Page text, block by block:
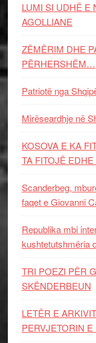
LUMI SI UDHË E
AGOLLIANE
ZËMËRIM DHE
PËRHERSHËM…
Patriotë nga
Mirëseardhje në
KOSOVA E KA
TA FITOJË
Scanderbeg,
faqet e Giovanni
Republika mbi
kushtetutshmëria
TRI POEZI PËR
SKËNDERBEUN
LETËR E
PERVJETORIN